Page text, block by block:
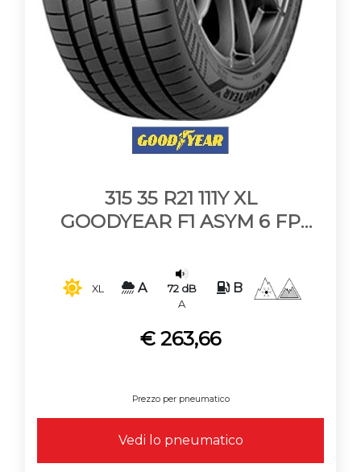
315 35 R21 111Y XL
GOODYEAR F1 ASYM 6 FP
XL A
72 dB
A
B
€ 263,66
Prezzo per pneumatico
Vedi lo pneumatico